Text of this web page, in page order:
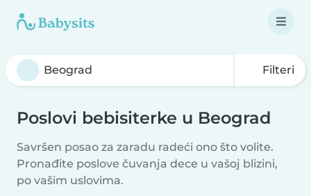
Filteri
Poslovi bebisiterke u Beograd
Savršen posao za zaradu radeći ono što volite.
Pronađite poslove čuvanja dece u vašoj blizini,
po vašim uslovima.